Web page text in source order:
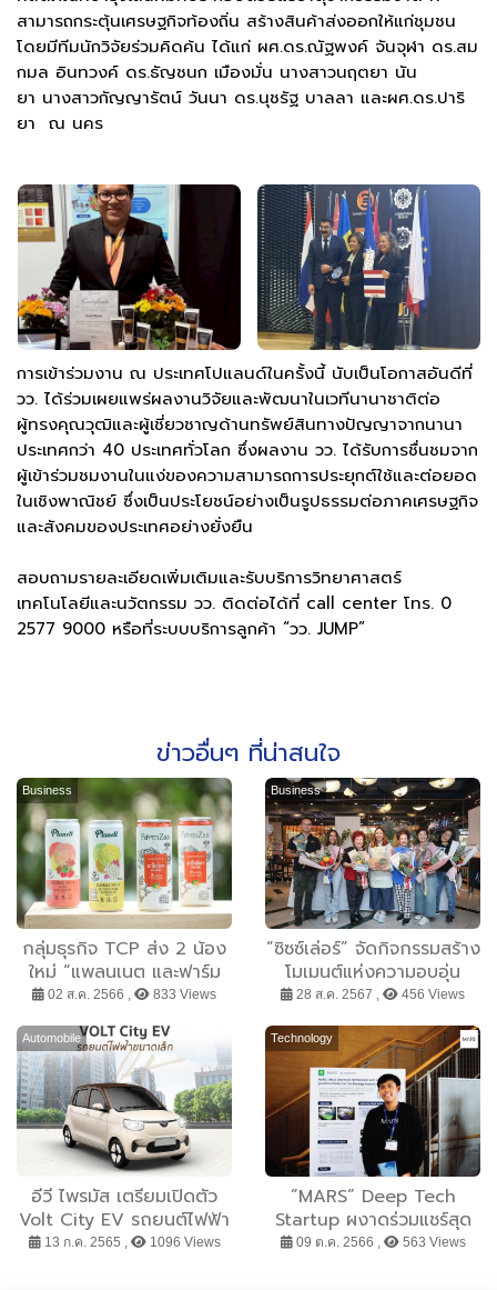
สามารถกระตุ้นเศรษฐกิจท้องถิ่น สร้างสินค้าส่งออกให้แก่ชุมชน
โดยมีทีมนักวิจัยร่วมคิดค้น ได้แก่ ผศ.ดร.ณัฐพงค์ จันจุฬา ดร.สม
กมล อินทวงค์ ดร.ธัญชนก เมืองมั่น นางสาวนฤตยา นัน
ยา นางสาวกัญญารัตน์ วันนา ดร.นุชรัฐ บาลลา และผศ.ดร.ปาริ
ยา ณ นคร
การเข้าร่วมงาน ณ ประเทศโปแลนด์ในครั้งนี้ นับเป็นโอกาสอันดีที่
วว. ได้ร่วมเผยแพร่ผลงานวิจัยและพัฒนาในเวทีนานาชาติต่อ
ผู้ทรงคุณวุฒิและผู้เชี่ยวชาญด้านทรัพย์สินทางปัญญาจากนานา
ประเทศกว่า 40 ประเทศทั่วโลก ซึ่งผลงาน วว. ได้รับการชื่นชมจาก
ผู้เข้าร่วมชมงานในแง่ของความสามารถการประยุกต์ใช้และต่อยอด
ในเชิงพาณิชย์ ซึ่งเป็นประโยชน์อย่างเป็นรูปธรรมต่อภาคเศรษฐกิจ
และสังคมของประเทศอย่างยั่งยืน
สอบถามรายละเอียดเพิ่มเติมและรับบริการวิทยาศาสตร์
เทคโนโลยีและนวัตกรรม วว. ติดต่อได้ที่ call center โทร. 0
2577 9000 หรือที่ระบบบริการลูกค้า “วว. JUMP”
ข่าวอื่นๆ ที่น่าสนใจ
Business
กลุ่มธุรกิจ TCP ส่ง 2 น้อง
ใหม่ “แพลนเนต และฟาร์ม
ซ่า” เจาะตลาดเครื่องดื่มผสม
โซดาเพื่อสายสุขภาพ
02 ส.ค. 2566 , 833 Views
Business
”ซิซซ์เล่อร์” จัดกิจกรรมสร้าง
โมเมนต์แห่งความอบอุ่น
”Workshop for Your
Special Mom” ชวนลูกค้า
ร่วมเวิร์กช็อปจัดช่อผักแทนใจ
สำหรับบอกรักคุณแม่ในเดือน
สิงหาคม
28 ส.ค. 2567 , 456 Views
Automobile
อีวี ไพรมัส เตรียมเปิดตัว
Volt City EV รถยนต์ไฟฟ้า
ขนาดเล็ก สิงหาคมนี้
13 ก.ค. 2565 , 1096 Views
Technology
”MARS” Deep Tech
Startup ผงาดร่วมแชร์สุด
ยอดไอเดียนวัตกรรมประเมิน
09 ต.ค. 2566 , 563 Views